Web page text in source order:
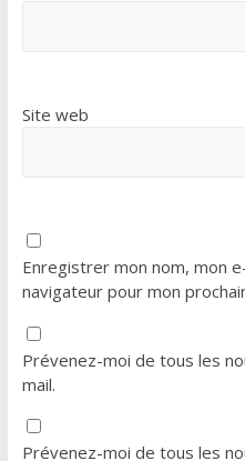
Site web
Enregistrer mon nom, mon
navigateur pour mon
Prévenez-moi de tous les
mail.
Prévenez-moi de tous les